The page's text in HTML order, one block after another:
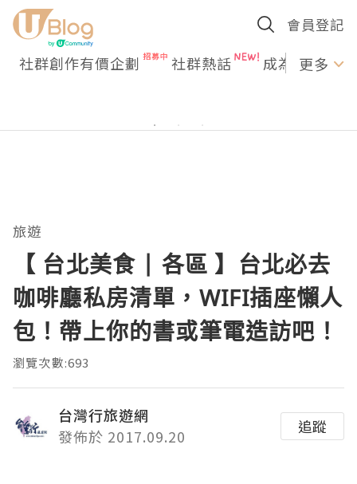
會員登記
社群創作有價企劃 社群熱話 成為U更多
旅遊
【 台北美食 | 各區 】台北必去
咖啡廳私房清單，WIFI插座懶人
包！帶上你的書或筆電造訪吧！
瀏覽次數:693
台灣行旅遊網
發佈於 2017.09.20
追蹤